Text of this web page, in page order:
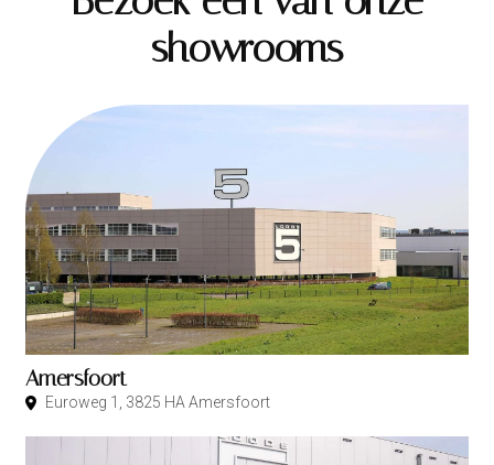
showrooms
Amersfoort
Euroweg 1, 3825 HA Amersfoort